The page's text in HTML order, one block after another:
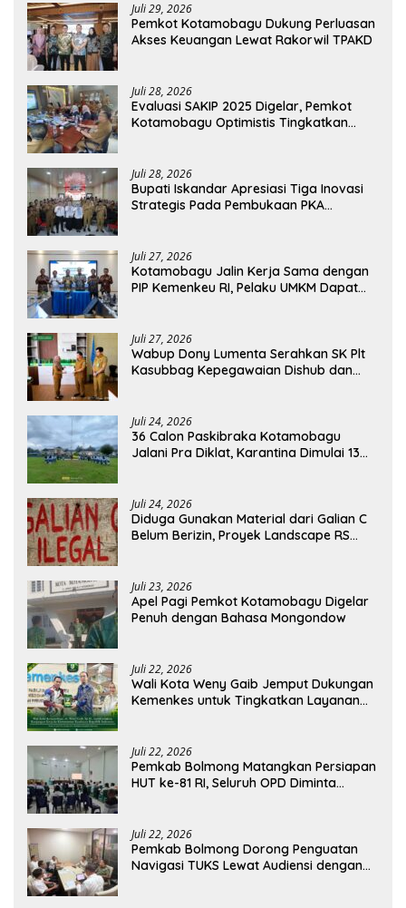
Juli 29, 2026
Pemkot Kotamobagu Dukung Perluasan
Akses Keuangan Lewat Rakorwil TPAKD
Juli 28, 2026
Evaluasi SAKIP 2025 Digelar, Pemkot
Kotamobagu Optimistis Tingkatkan
Juli 28, 2026
Bupati Iskandar Apresiasi Tiga Inovasi
Strategis Pada Pembukaan PKA
Juli 27, 2026
Kotamobagu Jalin Kerja Sama dengan
PIP Kemenkeu RI, Pelaku UMKM Dapat
Juli 27, 2026
Wabup Dony Lumenta Serahkan SK Plt
Kasubbag Kepegawaian Dishub dan
Juli 24, 2026
36 Calon Paskibraka Kotamobagu
Jalani Pra Diklat, Karantina Dimulai 13
Juli 24, 2026
Diduga Gunakan Material dari Galian C
Belum Berizin, Proyek Landscape RS
Juli 23, 2026
Apel Pagi Pemkot Kotamobagu Digelar
Penuh dengan Bahasa Mongondow
Juli 22, 2026
Wali Kota Weny Gaib Jemput Dukungan
Kemenkes untuk Tingkatkan Layanan
Juli 22, 2026
Pemkab Bolmong Matangkan Persiapan
HUT ke-81 RI, Seluruh OPD Diminta
Juli 22, 2026
Pemkab Bolmong Dorong Penguatan
Navigasi TUKS Lewat Audiensi dengan